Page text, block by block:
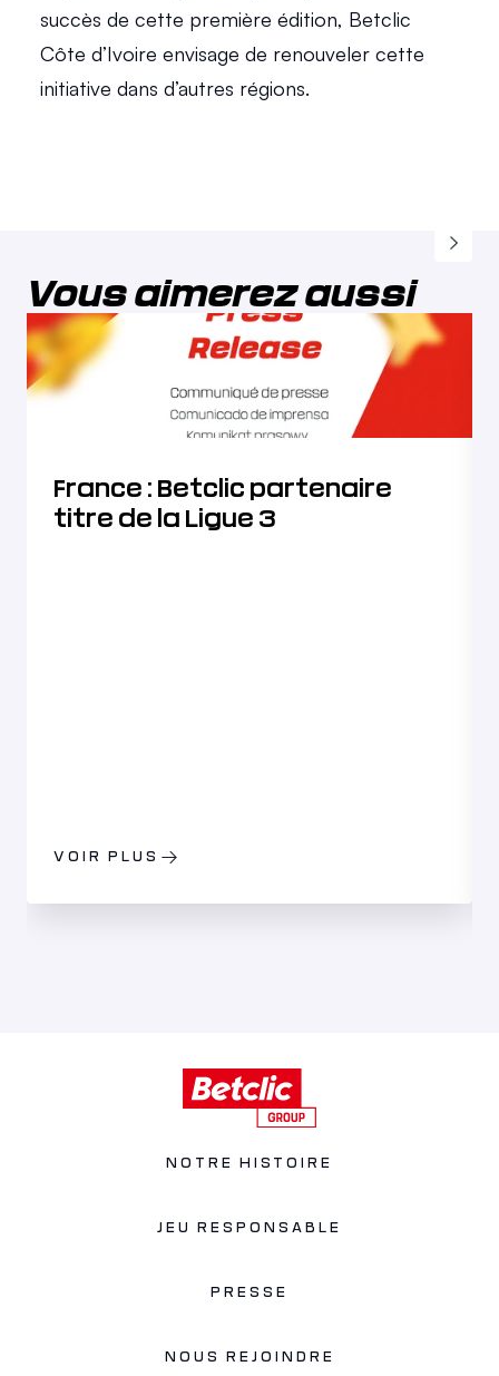
succès de cette première édition, Betclic
Côte d’Ivoire envisage de renouveler cette
initiative dans d’autres régions.
Vous aimerez aussi
France : Betclic partenaire
titre de la Ligue 3
VOIR PLUS
NOTRE HISTOIRE
JEU RESPONSABLE
PRESSE
NOUS REJOINDRE